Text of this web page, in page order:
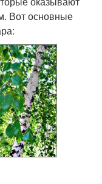
Вот основные